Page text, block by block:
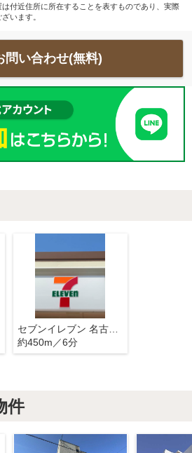
付近住所に所在することを表すものであり、実際
います。
問い合わせ(無料)
セブンイレブン 名古屋港区七番町店
約450m／6分
件